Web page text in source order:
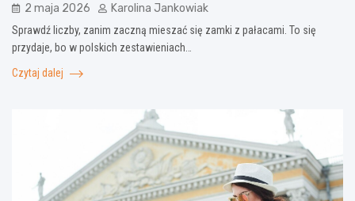
2 maja 2026 Karolina Jankowiak
Sprawdź liczby, zanim zaczną mieszać się zamki z pałacami. To się
przydaje, bo w polskich zestawieniach…
Czytaj dalej